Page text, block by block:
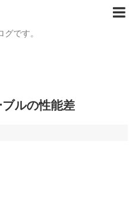
です。
ルの性能差